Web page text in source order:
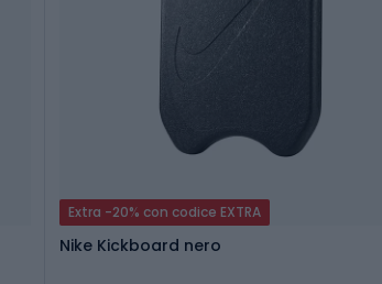
Extra -20% con codice EXTRA
Nike Kickboard nero